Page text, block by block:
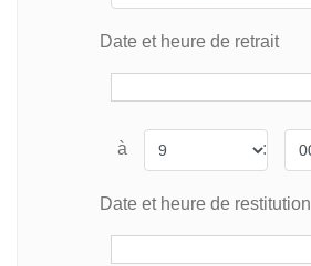
Date et heure de retrait
à :
Date et heure de restitution